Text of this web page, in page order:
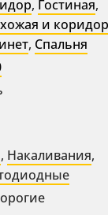
, Гостиная,
и коридор
, Спальня
, Накаливания,